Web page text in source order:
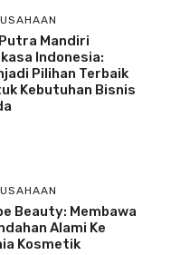
Mandiri
Indonesia:
Pilihan Terbaik
Kebutuhan Bisnis
Beauty: Membawa
Alami Ke
Kosmetik